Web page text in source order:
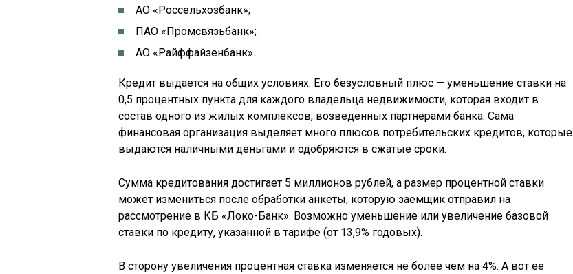
АО «Россельхозбанк»;
ПАО «Промсвязьбанк»;
АО «Райффайзенбанк».
Кредит выдается на общих условиях. Его безусловный плюс — уменьшение ставки на
0,5 процентных пункта для каждого владельца недвижимости, которая входит в
состав одного из жилых комплексов, возведенных партнерами банка. Сама
финансовая организация выделяет много плюсов потребительских кредитов, которые
выдаются наличными деньгами и одобряются в сжатые сроки.
Сумма кредитования достигает 5 миллионов рублей, а размер процентной ставки
может измениться после обработки анкеты, которую заемщик отправил на
рассмотрение в КБ «Локо-Банк». Возможно уменьшение или увеличение базовой
ставки по кредиту, указанной в тарифе (от 13,9% годовых).
В сторону увеличения процентная ставка изменяется не более чем на 4%. А вот ее